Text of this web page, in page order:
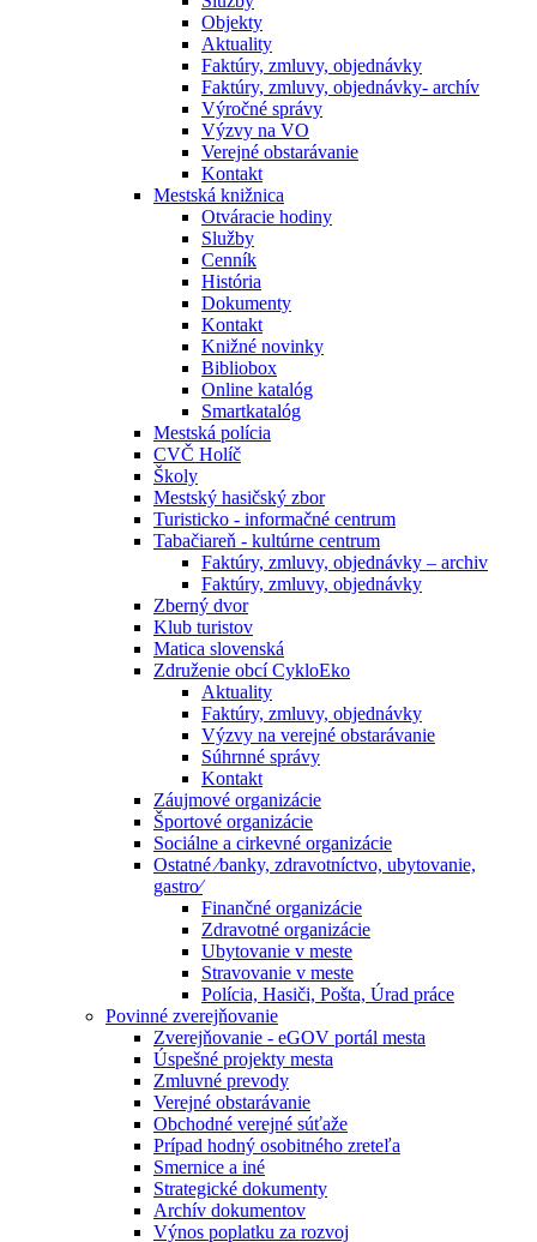
Objekty
Aktuality
Faktúry, zmluvy, objednávky
Faktúry, zmluvy, objednávky- archív
Výročné správy
Výzvy na VO
Verejné obstarávanie
Kontakt
Mestská knižnica
Otváracie hodiny
Služby
Cenník
História
Dokumenty
Kontakt
Knižné novinky
Bibliobox
Online katalóg
Smartkatalóg
Mestská polícia
CVČ Holíč
Školy
Mestský hasičský zbor
Turisticko - informačné centrum
Tabačiareň - kultúrne centrum
Faktúry, zmluvy, objednávky – archiv
Faktúry, zmluvy, objednávky
Zberný dvor
Klub turistov
Matica slovenská
Združenie obcí CykloEko
Aktuality
Faktúry, zmluvy, objednávky
Výzvy na verejné obstarávanie
Súhrnné správy
Kontakt
Záujmové organizácie
Športové organizácie
Sociálne a cirkevné organizácie
Ostatné ⁄banky, zdravotníctvo, ubytovanie,
gastro⁄
Finančné organizácie
Zdravotné organizácie
Ubytovanie v meste
Stravovanie v meste
Polícia, Hasiči, Pošta, Úrad práce
Povinné zverejňovanie
Zverejňovanie - eGOV portál mesta
Úspešné projekty mesta
Zmluvné prevody
Verejné obstarávanie
Obchodné verejné súťaže
Prípad hodný osobitného zreteľa
Smernice a iné
Strategické dokumenty
Archív dokumentov
Výnos poplatku za rozvoj